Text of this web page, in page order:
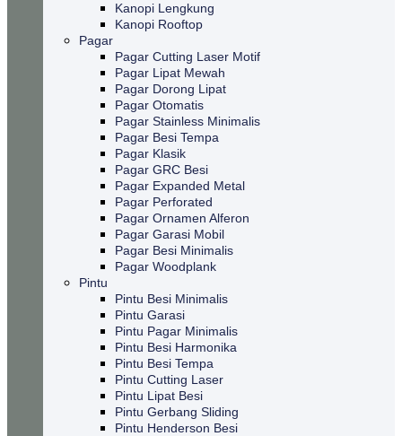
Kanopi Lengkung
Kanopi Rooftop
Pagar
Pagar Cutting Laser Motif
Pagar Lipat Mewah
Pagar Dorong Lipat
Pagar Otomatis
Pagar Stainless Minimalis
Pagar Besi Tempa
Pagar Klasik
Pagar GRC Besi
Pagar Expanded Metal
Pagar Perforated
Pagar Ornamen Alferon
Pagar Garasi Mobil
Pagar Besi Minimalis
Pagar Woodplank
Pintu
Pintu Besi Minimalis
Pintu Garasi
Pintu Pagar Minimalis
Pintu Besi Harmonika
Pintu Besi Tempa
Pintu Cutting Laser
Pintu Lipat Besi
Pintu Gerbang Sliding
Pintu Henderson Besi